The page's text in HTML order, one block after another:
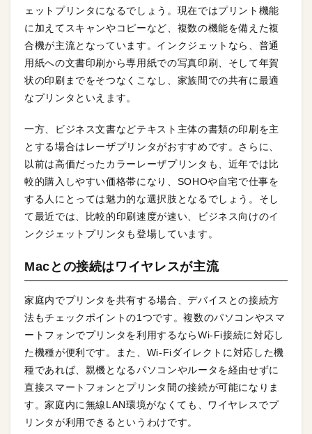
ェットプリンタになるでしょう。現在ではプリント機能
に加えてスキャンやコピーなど、複数の機能を備えた複
合機が主流となっています。インクジェットなら、普通
用紙への文書印刷から専用紙での写真印刷、そして年賀
状の印刷までをそつなくこなし、家族間での共有に最適
なプリンタといえます。
一方、ビジネス文書などテキスト主体の書類の印刷を主
とする場合はレーザプリンタがおすすめです。さらに、
以前は高価だったカラーレーザプリンタも、近年では比
較的購入しやすい価格帯になり、SOHOや自宅で仕事を
する人にとっては魅力的な選択肢となるでしょう。そし
て最近では、比較的印刷速度が速い、ビジネス向けのイ
ンクジェットプリンタも登場しています。
Macとの接続はワイヤレスが主流
家庭内でプリンタを共有する場合、デバイスとの接続方
法もチェックポイントの1つです。複数のパソコンやスマ
ートフォンでプリンタを利用するならWi-Fi接続に対応し
た機種が便利です。また、Wi-Fiダイレクトに対応した機
種であれば、親機となるパソコンやルータを経由せずに
直接スマートフォンとプリンタ間の接続が可能になりま
す。家庭内に無線LAN環境がなくても、ワイヤレスでプ
リンタが利用できるというわけです。